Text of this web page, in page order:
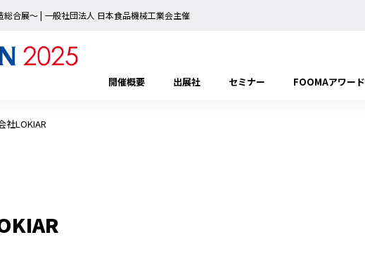
総合展〜 | 一般社団法人 日本食品機械工業会主催
開催概要 出展社 セミナー FOOMAアワード
社LOKIAR